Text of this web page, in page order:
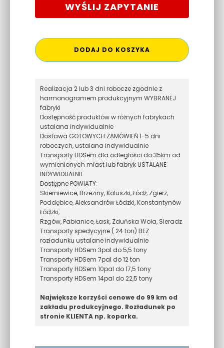
WYŚLIJ ZAPYTANIE
DODAJ DO KOSZYKA
Realizacja 2 lub 3 dni robocze zgodnie z
harmonogramem produkcyjnym WYBRANEJ
fabryki
Dostępność produktów w różnych fabrykach
ustalana indywidualnie
Dostawa GOTOWYCH ZAMÓWIEŃ 1-5 dni
roboczych, ustalana indywidualnie
Transporty HDSem dla odległości do 35km od
wymienionych miast lub fabryk USTALANE
INDYWIDUALNIE
Dostępne POWIATY:
Skierniewice, Brzeziny, Koluszki, Łódż, Zgierz,
Poddębice, Aleksandrów Łódzki, Konstantynów
Łódzki,
Rzgów, Pabianice, Łask, Zduńska Wola, Sieradz
Transporty spedycyjne ( 24 ton) BEZ
rozładunku ustalane indywidualnie
Transporty HDSem 3pal do 5,5 tony
Transporty HDSem 7pal do 12 ton
Transporty HDSem 10pal do 17,5 tony
Transporty HDSem 14pal do 22,5 tony
Największe korzyści cenowe do 99 km od
zakładu produkcyjnego. Rozładunek po
stronie KLIENTA np. koparka.